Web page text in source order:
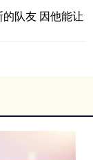
队友 因他能让